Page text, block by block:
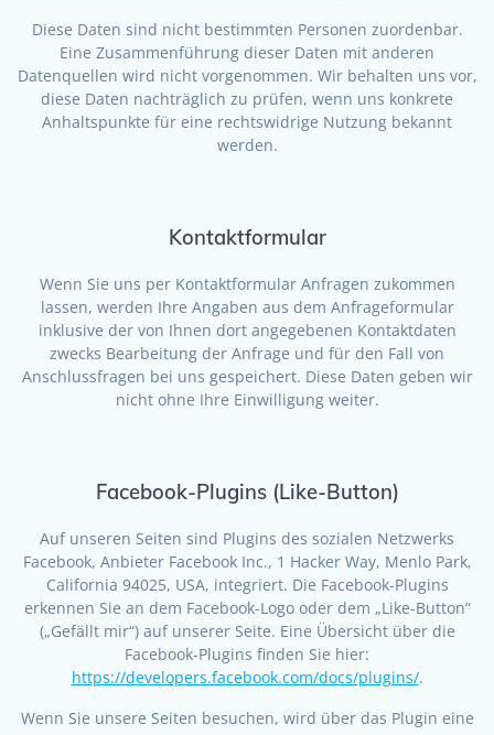
Diese Daten sind nicht bestimmten Personen zuordenbar.
Eine Zusammenführung dieser Daten mit anderen
Datenquellen wird nicht vorgenommen. Wir behalten uns vor,
diese Daten nachträglich zu prüfen, wenn uns konkrete
Anhaltspunkte für eine rechtswidrige Nutzung bekannt
werden.
Kontaktformular
Wenn Sie uns per Kontaktformular Anfragen zukommen
lassen, werden Ihre Angaben aus dem Anfrageformular
inklusive der von Ihnen dort angegebenen Kontaktdaten
zwecks Bearbeitung der Anfrage und für den Fall von
Anschlussfragen bei uns gespeichert. Diese Daten geben wir
nicht ohne Ihre Einwilligung weiter.
Facebook-Plugins (Like-Button)
Auf unseren Seiten sind Plugins des sozialen Netzwerks
Facebook, Anbieter Facebook Inc., 1 Hacker Way, Menlo Park,
California 94025, USA, integriert. Die Facebook-Plugins
erkennen Sie an dem Facebook-Logo oder dem „Like-Button“
(„Gefällt mir“) auf unserer Seite. Eine Übersicht über die
Facebook-Plugins finden Sie hier:
https://developers.facebook.com/docs/plugins/.
Wenn Sie unsere Seiten besuchen, wird über das Plugin eine